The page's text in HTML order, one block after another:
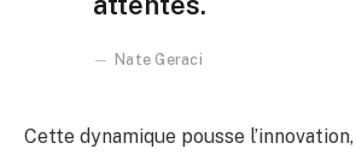
Nate Geraci
Cette dynamique pousse